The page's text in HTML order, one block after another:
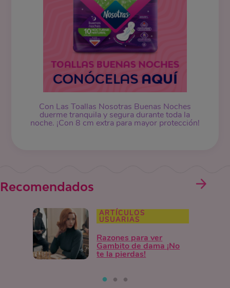
Con Las Toallas Nosotras Buenas Noches
duerme tranquila y segura durante toda la
noche. ¡Con 8 cm extra para mayor protección!
Recomendados
ARTÍCULOS
USUARIAS
Razones para ver
Gambito de dama ¡No
te la pierdas!